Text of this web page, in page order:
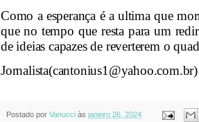
Como a esperança é a ultima que
que no tempo que resta para um
de ideias capazes de reverterem o
Jornalista(cantonius1@yahoo.com.br)
Postado por Vanucci às janeiro 26, 2024